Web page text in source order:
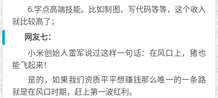
6.学点高端技能。比如制图、写代码等等，这个收入
就比较高了；
网友七：
小米创始人雷军说过这样一句话：在风口上，猪也
能飞起来！
是的，如果我们资质平平想赚钱那么唯一的一条路
就是在风口时期，赶上第一波红利。